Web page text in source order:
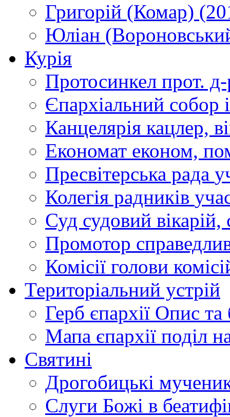
Григорій (Комар)
Юліан
Курія
Протосинкел прот.
Єпархіальний собор
Канцелярія кацлер,
Економат економ,
Пресвітерська рада
Колегія радників
Суд судовий вікарій,
Промотор
Комісії голови
Територіальний устрій
Герб єпархії Опис та
Мапа єпархії поділ
Святині
Дрогобицькі
Слуги Божі в